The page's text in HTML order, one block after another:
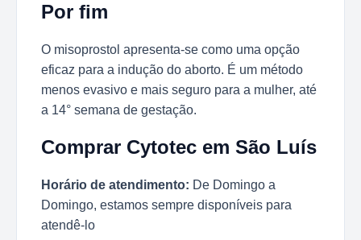
Por fim
O misoprostol apresenta-se como uma opção
eficaz para a indução do aborto. É um método
menos evasivo e mais seguro para a mulher, até
a 14° semana de gestação.
Comprar Cytotec em São Luís
Horário de atendimento: De Domingo a
Domingo, estamos sempre disponíveis para
atendê-lo